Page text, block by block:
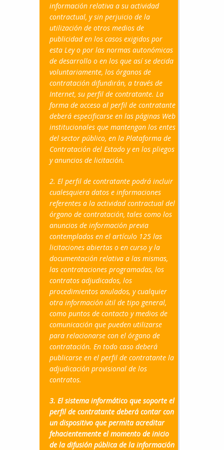
información relativa a su actividad
contractual, y sin perjuicio de la
utilización de otros medios de
publicidad en los casos exigidos por
esta Ley o por las normas autonómicas
de desarrollo o en los que así se decida
voluntariamente, los órganos de
contratación difundirán, a través de
Internet, su perfil de contratante. La
forma de acceso al perfil de contratante
deberá especificarse en las páginas Web
institucionales que mantengan los entes
del sector público, en la Plataforma de
Contratación del Estado y en los pliegos
y anuncios de licitación.
2. El perfil de contratante podrá incluir
cualesquiera datos e informaciones
referentes a la actividad contractual del
órgano de contratación, tales como los
anuncios de información previa
contemplados en el artículo 125 las
licitaciones abiertas o en curso y la
documentación relativa a las mismas,
las contrataciones programadas, los
contratos adjudicados, los
procedimientos anulados, y cualquier
otra información útil de tipo general,
como puntos de contacto y medios de
comunicación que pueden utilizarse
para relacionarse con el órgano de
contratación. En todo caso deberá
publicarse en el perfil de contratante la
adjudicación provisional de los
contratos.
3. El sistema informático que soporte el
perfil de contratante deberá contar con
un dispositivo que permita acreditar
fehacientemente el momento de inicio
de la difusión pública de la información